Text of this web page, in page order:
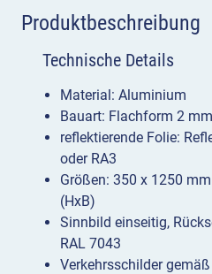
Produktbeschreibung
Technische Details
Material: Aluminium
Bauart: Flachform 2
reflektierende Folie:
oder RA3
Größen: 350 x 1250
(HxB)
Sinnbild einseitig,
RAL 7043
Verkehrsschilder